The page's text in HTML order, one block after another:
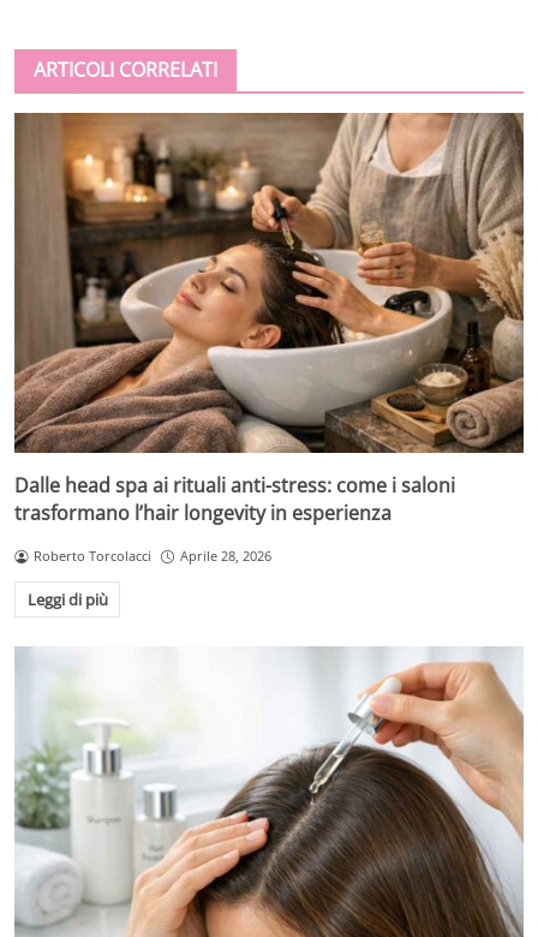
ARTICOLI CORRELATI
Dalle head spa ai rituali anti-stress: come i saloni
trasformano l’hair longevity in esperienza
Roberto Torcolacci Aprile 28, 2026
Leggi di più